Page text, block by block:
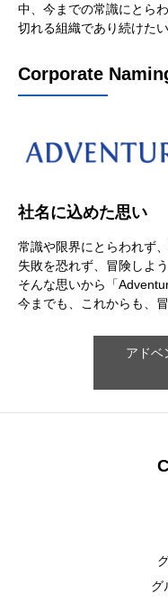
中、今までの常識にとら
切れる組織であり続けた
Corporate
社名に込めた思い
常識や限界にとらわれず
失敗を恐れず、冒険しよう
そんな思いから「
今までも、これからも、
アドベ
グ